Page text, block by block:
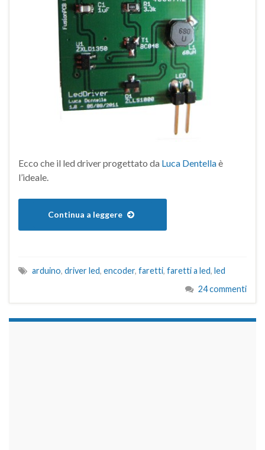
Ecco che il led driver progettato da Luca Dentellaè
l’ideale.
Continua a leggere
arduino, driver led, encoder, faretti, faretti a led, led
24 commenti